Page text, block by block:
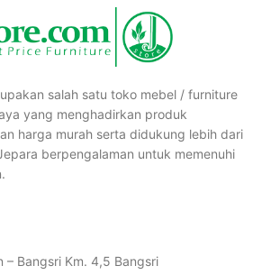
salah satu toko mebel / furniture
yang menghadirkan produk
harga murah serta didukung lebih dari
berpengalaman untuk memenuhi
– Bangsri Km. 4,5 Bangsri